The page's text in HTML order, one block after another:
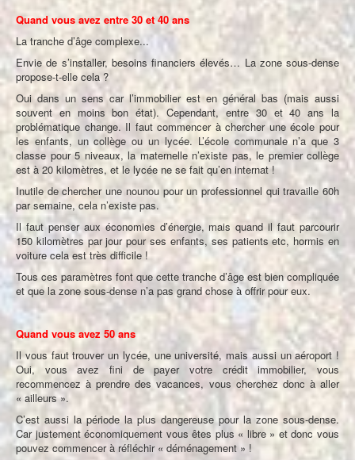
Quand vous avez entre 30 et 40 ans
La tranche d’âge complexe...
Envie de s’installer, besoins financiers élevés… La zone sous-dense
propose-t-elle cela ?
Oui dans un sens car l’immobilier est en général bas (mais aussi
souvent en moins bon état). Cependant, entre 30 et 40 ans la
problématique change. Il faut commencer à chercher une école pour
les enfants, un collège ou un lycée. L’école communale n’a que 3
classe pour 5 niveaux, la maternelle n’existe pas, le premier collège
est à 20 kilomètres, et le lycée ne se fait qu’en internat !
Inutile de chercher une nounou pour un professionnel qui travaille 60h
par semaine, cela n’existe pas.
Il faut penser aux économies d’énergie, mais quand il faut parcourir
150 kilomètres par jour pour ses enfants, ses patients etc, hormis en
voiture cela est très difficile !
Tous ces paramètres font que cette tranche d’âge est bien compliquée
et que la zone sous-dense n’a pas grand chose à offrir pour eux.
Quand vous avez 50 ans
Il vous faut trouver un lycée, une université, mais aussi un aéroport !
Oui, vous avez fini de payer votre crédit immobilier, vous
recommencez à prendre des vacances, vous cherchez donc à aller
« ailleurs ».
C’est aussi la période la plus dangereuse pour la zone sous-dense.
Car justement économiquement vous êtes plus « libre » et donc vous
pouvez commencer à réfléchir « déménagement » !